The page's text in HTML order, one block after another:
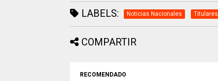
LABELS: Noticias Nacionales Titulares
COMPARTIR
RECOMENDADO